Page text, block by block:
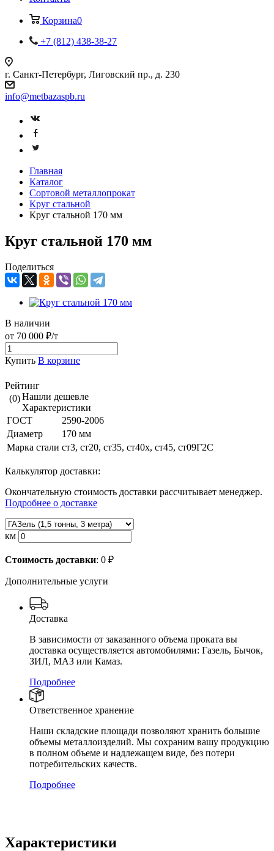
Корзина0
+7 (812) 438-38-27
г. Санкт-Петербург, Лиговский пр., д. 230
info@metbazaspb.ru
Главная
Каталог
Сортовой металлопрокат
Круг стальной
Круг стальной 170 мм
Круг стальной 170 мм
Поделиться
В наличии
от 70 000 ₽/т
Купить В корзине
Рейтинг
(0)Нашли дешевле
Характеристики
ГОСТ
2590-2006
Диаметр
170 мм
Марка стали ст3, ст20, ст35, ст40х, ст45, ст09Г2С
Калькулятор доставки:
Окончательную стоимость доставки рассчитывает менеджер.
Подробнее о доставке
км
Стоимость доставки: 0 ₽
Дополнительные услуги
Доставка
В зависимости от заказанного объема проката вы
доставка осуществляется автомобилями: Газель, Бычок,
ЗИЛ, МАЗ или Камаз.
Подробнее
Ответственное хранение
Наши складские площади позволяют хранить большие
объемы металлоизделий. Мы сохраним вашу продукцию
в полном объеме и надлежащем виде, без потери
потребительских качеств.
Подробнее
Характеристики